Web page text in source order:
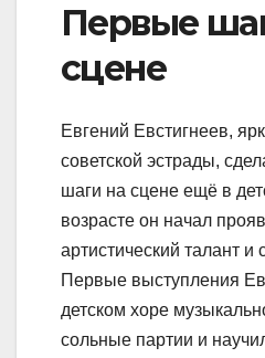
Первые
сцене
Евгений Евстигнеев,
советской эстрады,
шаги на сцене ещё в
возрасте он начал
артистический талант и
Первые выступления
детском хоре
сольные партии и